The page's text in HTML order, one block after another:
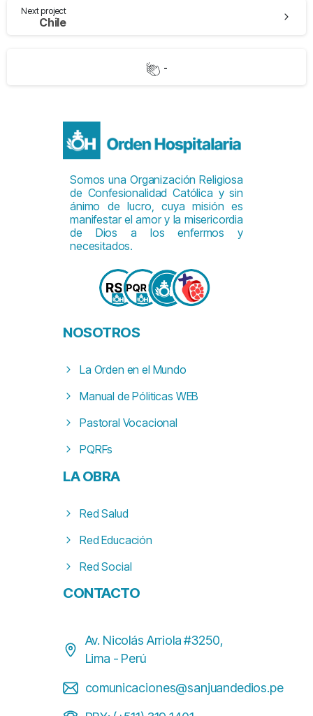
Next project
Chile
-
Somos una Organización Religiosa
de Confesionalidad Católica y sin
ánimo de lucro, cuya misión es
manifestar el amor y la misericordia
de Dios a los enfermos y
necesitados.
NOSOTROS
La Orden en el Mundo
Manual de Póliticas WEB
Pastoral Vocacional
PQRFs
LAOBRA
Red Salud
Red Educación
Red Social
CONTACTO
Av. Nicolás Arriola #3250,
Lima - Perú
comunicaciones@sanjuandedios.pe